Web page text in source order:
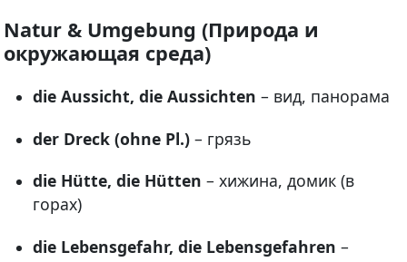
Natur & Umgebung (Природа и
окружающая среда)
die Aussicht, die Aussichten – вид, панорама
der Dreck (ohne Pl.) – грязь
die Hütte, die Hütten – хижина, домик (в
горах)
die Lebensgefahr, die Lebensgefahren –